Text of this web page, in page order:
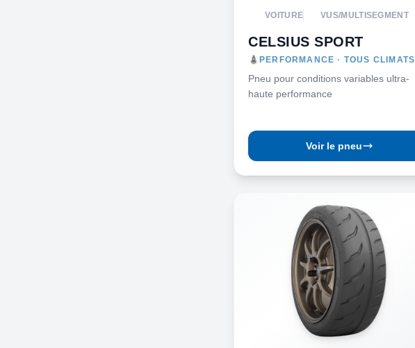
VOITURE VUS/MULTISEGMENT
CELSIUS SPORT
PERFORMANCE · TOUS CLIMATS
Pneu pour conditions variables ultra-
haute performance
Voir le pneu